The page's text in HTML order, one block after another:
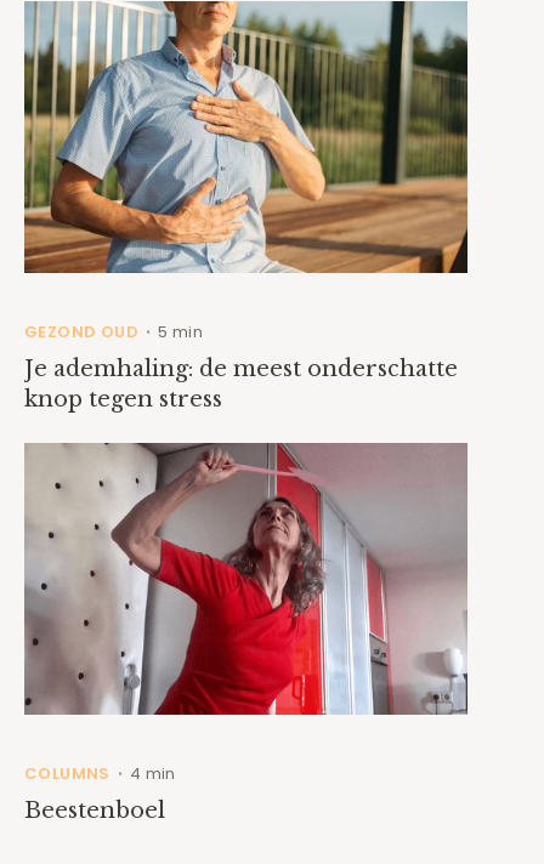
GEZOND OUD • 5 min
Je ademhaling: de meest onderschatte
knop tegen stress
COLUMNS • 4 min
Beestenboel